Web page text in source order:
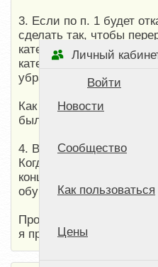
Стартовая
Новости
Сообщество
Как пользоваться
Цены
Личный
Войти
3. Если по п. 1 будет
сделать так, чтобы
категории, то как
категории не
убрать их из
Как сделать так, чтобы
было толпени категорий?
4. В какой момент
Когда я меняю данные в
конце недели
обучение?
Просьба при ответах
я прибавлю что-нибудь